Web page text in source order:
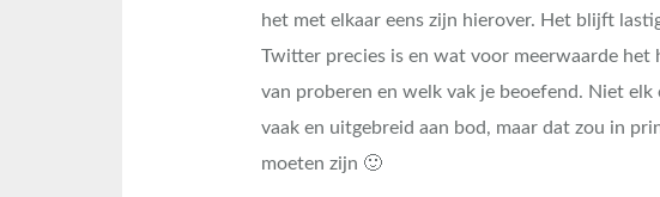
het met elkaar eens zijn hierover. Het blijft
Twitter precies is en wat voor meerwaarde
van proberen en welk vak je beoefend. Niet
vaak en uitgebreid aan bod, maar dat zou in
moeten zijn 🙂